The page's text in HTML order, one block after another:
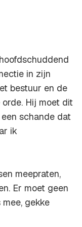
in zijn
bestuur en de
Hij moet dit
schande dat
ik
meepraten,
Er moet geen
gekke